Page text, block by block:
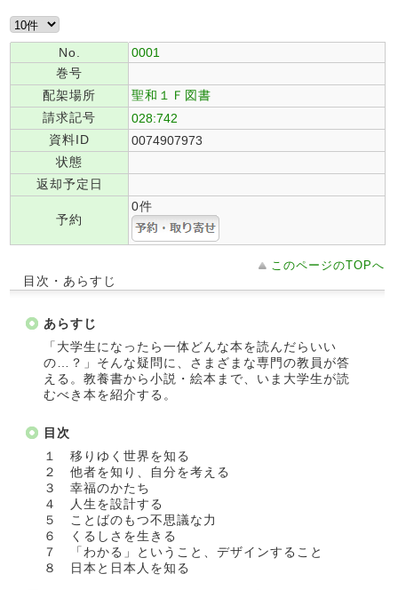
No.
0001
巻号
配架場所
聖和１Ｆ図書
請求記号
028:742
資料ID
0074907973
状態
返却予定日
予約
0件
このページのTOPへ
目次・あらすじ
あらすじ
「大学生になったら一体どんな本を読んだらいい
の…？」そんな疑問に、さまざまな専門の教員が答
える。教養書から小説・絵本まで、いま大学生が読
むべき本を紹介する。
目次
１ 移りゆく世界を知る
２ 他者を知り、自分を考える
３ 幸福のかたち
４ 人生を設計する
５ ことばのもつ不思議な力
６ くるしさを生きる
７ 「わかる」ということ、デザインすること
８ 日本と日本人を知る